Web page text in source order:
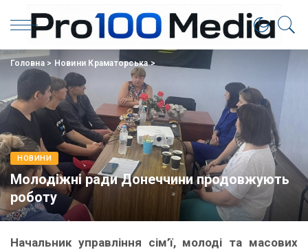
Головна> Новини Краматорська>
НОВИНИ
Молодіжні ради Донеччини продовжують
роботу
Начальник управління сім’ї, молоді та масових